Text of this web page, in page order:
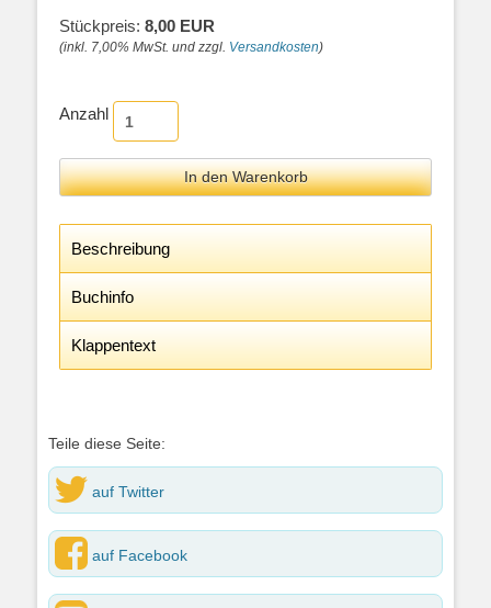
Stückpreis: 8,00 EUR
(inkl. 7,00% MwSt. und zzgl. Versandkosten)
Anzahl
Beschreibung
Buchinfo
Klappentext
Teile diese Seite:
auf Twitter
auf Facebook